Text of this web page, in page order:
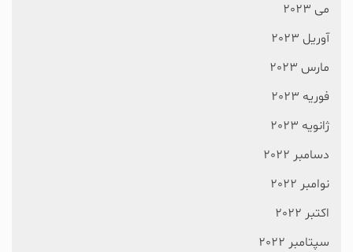
می 2023
آوریل 2023
مارس 2023
فوریه 2023
ژانویه 2023
دسامبر 2022
نوامبر 2022
اکتبر 2022
سپتامبر 2022